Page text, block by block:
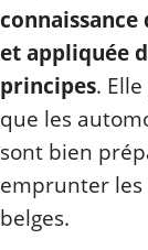
et appliquée
principes.
que les
sont bien
emprunter
belges.